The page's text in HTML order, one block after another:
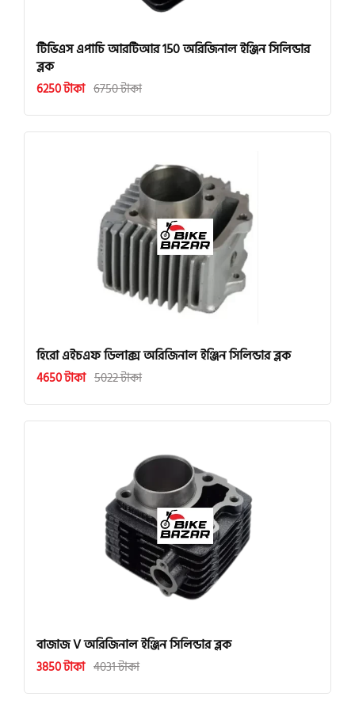
টিভিএস এপাচি আরটিআর 150 অরিজিনাল ইঞ্জিন সিলিন্ডার
ব্লক
6250 টাকা 6750 টাকা
হিরো এইচএফ ডিলাক্স অরিজিনাল ইঞ্জিন সিলিন্ডার ব্লক
4650 টাকা 5022 টাকা
বাজাজ V অরিজিনাল ইঞ্জিন সিলিন্ডার ব্লক
3850 টাকা 4031 টাকা